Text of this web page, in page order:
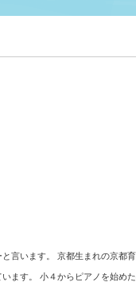
言います。 京都生まれの京都
ます。 小４からピアノを始め